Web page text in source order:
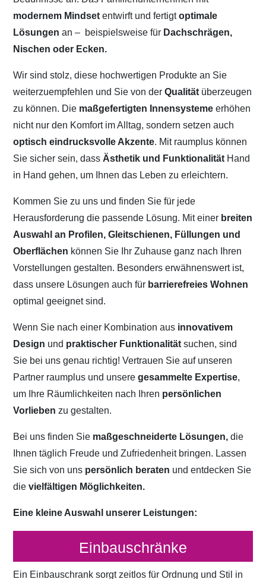
modernem Mindset entwirft und fertigtoptimale
Lösungen an – beispielsweise für Dachschrägen,
Nischen oder Ecken.
Wir sind stolz, diese hochwertigen Produkte an Sie
weiterzuempfehlen und Sie von derQualität überzeugen
zu können. Die maßgefertigten Innensystemeerhöhen
nicht nur den Komfort im Alltag, sondern setzen auch
optisch eindrucksvolle Akzente. Mit raumplus können
Sie sicher sein, dass Ästhetik und Funktionalität Hand
in Hand gehen, um Ihnen das Leben zu erleichtern.
Kommen Sie zu uns und finden Sie für jede
Herausforderung die passende Lösung. Mit einer breiten
Auswahl an Profilen, Gleitschienen, Füllungen und
Oberflächen können Sie Ihr Zuhause ganz nach Ihren
Vorstellungen gestalten. Besonders erwähnenswert ist,
dass unsere Lösungen auch für barrierefreies Wohnen
optimal geeignet sind.
Wenn Sie nach einer Kombination aus innovativem
Design und praktischer Funktionalitätsuchen, sind
Sie bei uns genau richtig! Vertrauen Sie auf unseren
Partner raumplus und unseregesammelte Expertise,
um Ihre Räumlichkeiten nach Ihren persönlichen
Vorliebenzu gestalten.
Bei uns finden Sie maßgeschneiderte Lösungen, die
Ihnen täglich Freude und Zufriedenheit bringen. Lassen
Sie sich von uns persönlich beraten und entdecken Sie
dievielfältigen Möglichkeiten.
Eine kleine Auswahl unserer Leistungen:
Einbauschränke
Ein Einbauschrank sorgt zeitlos für Ordnung und Stil in